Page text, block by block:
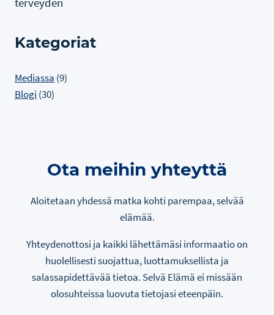
Kategoriat
Mediassa (9)
Blogi (30)
Ota meihin yhteyttä
Aloitetaan yhdessä matka kohti parempaa, selvää
elämää.
Yhteydenottosi ja kaikki lähettämäsi informaatio on
huolellisesti suojattua, luottamuksellista ja
salassapidettävää tietoa. Selvä Elämä ei missään
olosuhteissa luovuta tietojasi eteenpäin.